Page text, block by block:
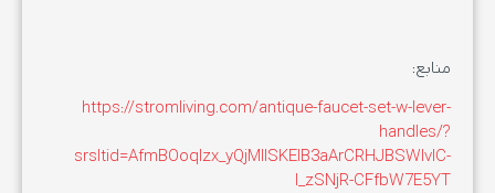
منابع:
https://stromliving.com/antique-faucet-set-w-lever-
handles/?
srsltid=AfmBOoqlzx_yQjMIlSKElB3aArCRHJBSWlvlC-
I_zSNjR-CFfbW7E5YT